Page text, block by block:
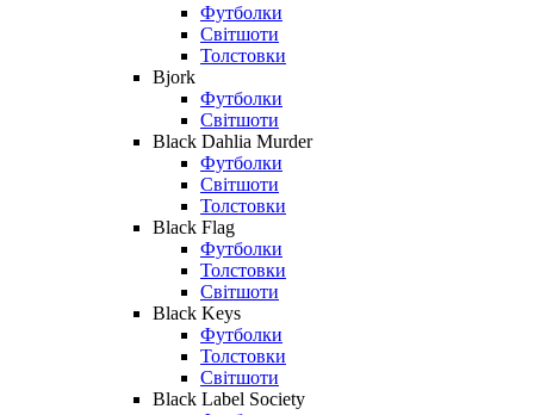
Футболки
Світшоти
Толстовки
Bjork
Футболки
Світшоти
Black Dahlia Murder
Футболки
Світшоти
Толстовки
Black Flag
Футболки
Толстовки
Світшоти
Black Keys
Футболки
Толстовки
Світшоти
Black Label Society